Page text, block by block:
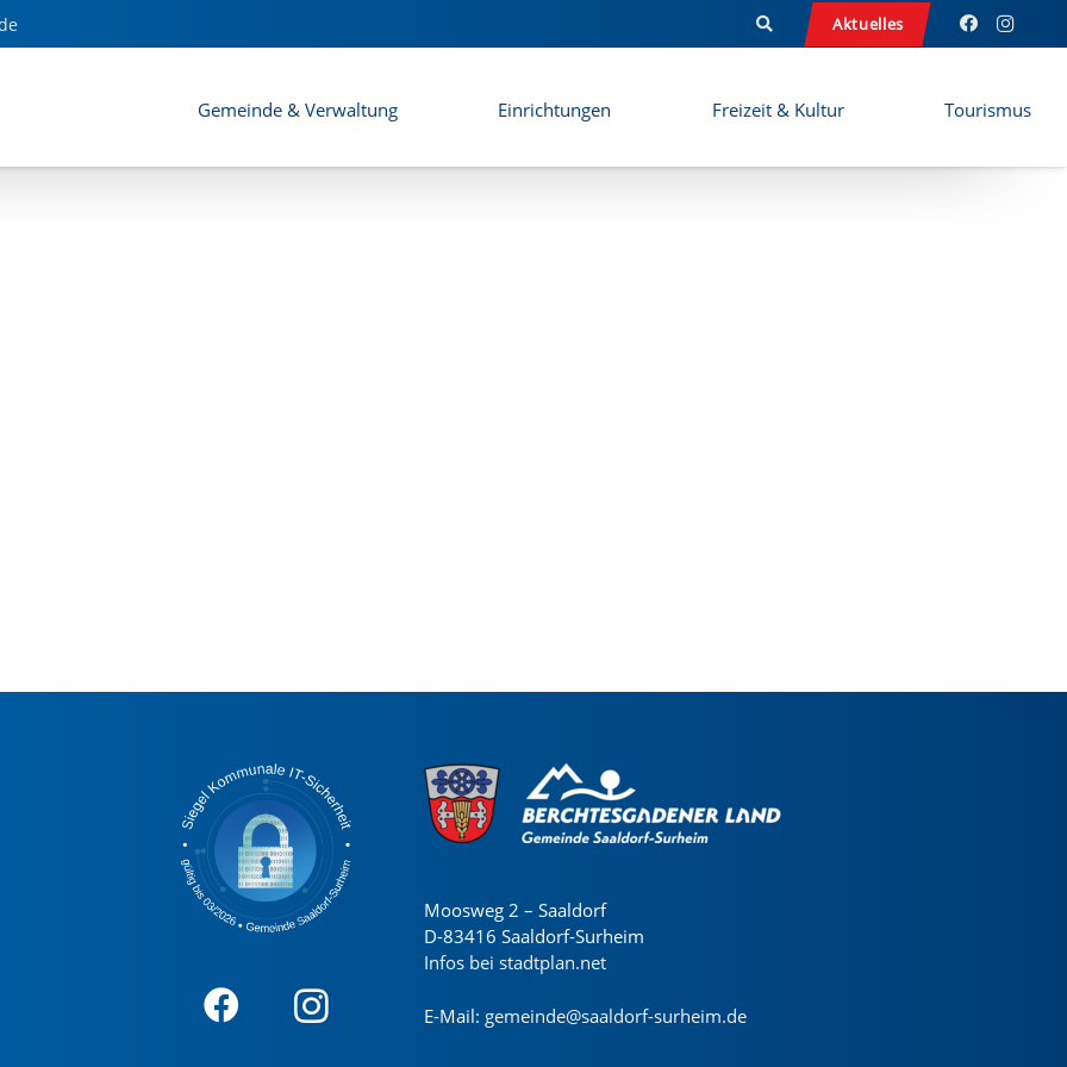
Aktuelles
Gemeinde & Verwaltung Einrichtungen Freizeit & Kultur Tourismus
"Obersurheim"
Moosweg 2 – Saaldorf
D-83416 Saaldorf-Surheim
Infos bei stadtplan.net
E-Mail: gemeinde@saaldorf-surheim.de